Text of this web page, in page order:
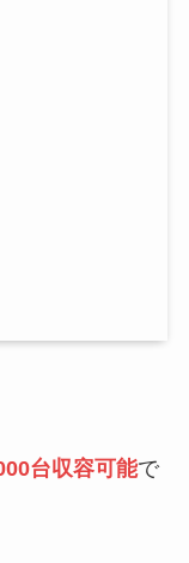
台収容可能で